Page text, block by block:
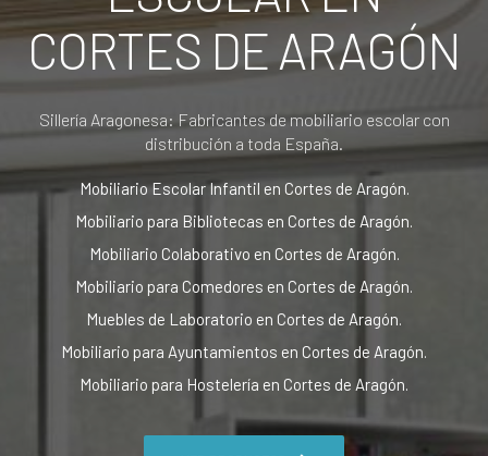
CORTES DE ARAGÓN
Sillería Aragonesa: Fabricantes de mobiliario escolar con
distribución a toda España.
Mobiliario Escolar Infantil en Cortes de Aragón.
Mobiliario para Bibliotecas en Cortes de Aragón.
Mobiliario Colaborativo en Cortes de Aragón.
Mobiliario para Comedores en Cortes de Aragón.
Muebles de Laboratorio en Cortes de Aragón.
Mobiliario para Ayuntamientos en Cortes de Aragón.
Mobiliario para Hostelería en Cortes de Aragón.